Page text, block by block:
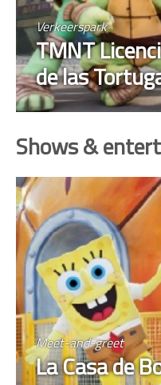
Verkeerspark
TMNT
de las
Shows &
Meet-and-greet
La Casa de